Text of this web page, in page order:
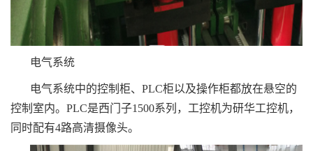
电气系统
电气系统中的控制柜、PLC柜以及操作柜都放在悬空的
控制室内。PLC是西门子1500系列，工控机为研华工控机，
同时配有4路高清摄像头。